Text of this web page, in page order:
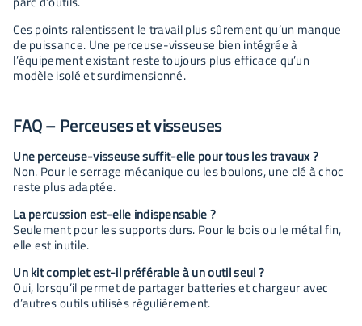
Ces points ralentissent le travail plus sûrement qu’un manque
de puissance. Une perceuse-visseuse bien intégrée à
l’équipement existant reste toujours plus efficace qu’un
modèle isolé et surdimensionné.
FAQ – Perceuses et visseuses
Une perceuse-visseuse suffit-elle pour tous les travaux ?
Non. Pour le serrage mécanique ou les boulons, une clé à choc
reste plus adaptée.
La percussion est-elle indispensable ?
Seulement pour les supports durs. Pour le bois ou le métal fin,
elle est inutile.
Un kit complet est-il préférable à un outil seul ?
Oui, lorsqu’il permet de partager batteries et chargeur avec
d’autres outils utilisés régulièrement.